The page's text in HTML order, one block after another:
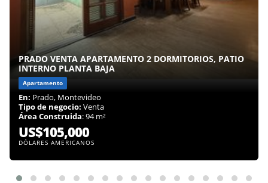
PRADO VENTA APARTAMENTO 2 DORMITORIOS, PATIO
INTERNO PLANTA BAJA
Apartamento
En: Prado, Montevideo
Tipo de negocio: Venta
Área Construida: 94 m²
US$105,000
DÓLARES AMERICANOS